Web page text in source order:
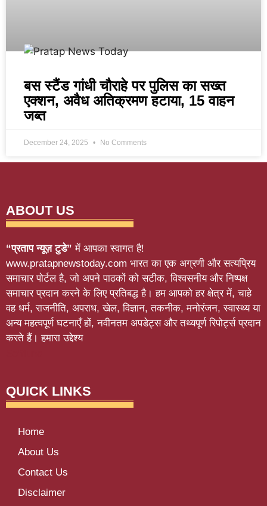
बस स्टैंड गांधी चौराहे पर पुलिस का सख्त
एक्शन, अवैध अतिक्रमण हटाया, 15 वाहन
जब्त
December 24, 2025 No Comments
ABOUT US
“प्रताप न्यूज़ टुडे” में आपका स्वागत है!
www.pratapnewstoday.com भारत का एक अग्रणी और सत्यप्रिय
समाचार पोर्टल है, जो अपने पाठकों को सटीक, विश्वसनीय और निष्पक्ष
समाचार प्रदान करने के लिए प्रतिबद्ध है। हम आपको हर क्षेत्र में, चाहे
वह धर्म, राजनीति, अपराध, खेल, विज्ञान, तकनीक, मनोरंजन, स्वास्थ्य या
अन्य महत्वपूर्ण घटनाएँ हों, नवीनतम अपडेट्स और तथ्यपूर्ण रिपोर्ट्स प्रदान
करते हैं। हमारा उद्देश्य
QUICK LINKS
Home
About Us
Contact Us
Disclaimer